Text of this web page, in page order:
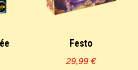
Festo
29,99 €